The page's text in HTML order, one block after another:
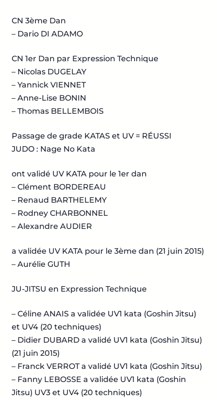
CN 3ème Dan
– Dario DI ADAMO
CN 1er Dan par Expression Technique
– Nicolas DUGELAY
– Yannick VIENNET
– Anne-Lise BONIN
– Thomas BELLEMBOIS
Passage de grade KATAS et UV = RÉUSSI
JUDO : Nage No Kata
ont validé UV KATA pour le 1er dan
– Clément BORDEREAU
– Renaud BARTHELEMY
– Rodney CHARBONNEL
– Alexandre AUDIER
a validée UV KATA pour le 3ème dan (21 juin 2015)
– Aurélie GUTH
JU-JITSU en Expression Technique
– Céline ANAIS a validée UV1 kata (Goshin Jitsu)
et UV4 (20 techniques)
– Didier DUBARD a validé UV1 kata (Goshin Jitsu)
(21 juin 2015)
– Franck VERROT a validé UV1 kata (Goshin Jitsu)
– Fanny LEBOSSE a validée UV1 kata (Goshin
Jitsu) UV3 et UV4 (20 techniques)